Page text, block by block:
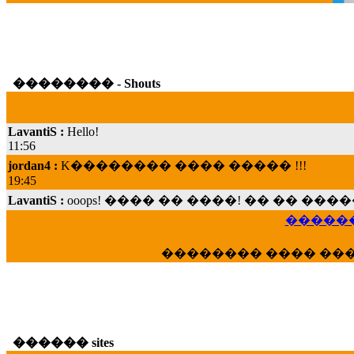
�������� - Shouts
11:56
jordan4 :
19:45
LavantiS :
���; ���� ��� ��� �������� ����
veronica :E���� 2012 ��� ����� ���
�������� ����
������ sites